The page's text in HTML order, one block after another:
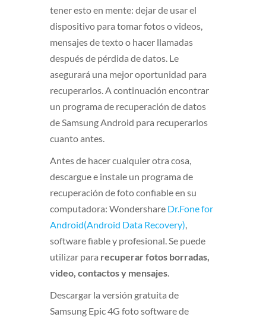
tener esto en mente: dejar de usar el
dispositivo para tomar fotos o videos,
mensajes de texto o hacer llamadas
después de pérdida de datos. Le
asegurará una mejor oportunidad para
recuperarlos. A continuación encontrar
un programa de recuperación de datos
de Samsung Android para recuperarlos
cuanto antes.
Antes de hacer cualquier otra cosa,
descargue e instale un programa de
recuperación de foto confiable en su
computadora: Wondershare Dr.Fone for
Android(Android Data Recovery),
software fiable y profesional. Se puede
utilizar para recuperar fotos borradas,
video, contactos y mensajes.
Descargar la versión gratuita de
Samsung Epic 4G foto software de